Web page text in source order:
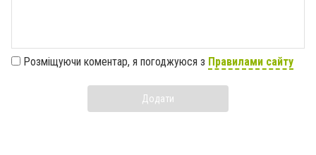
Розміщуючи коментар, я погоджуюся з Правилами сайту
Додати